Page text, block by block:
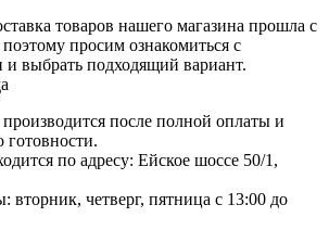
товаров нашего магазина прошла с
просим ознакомиться с
и выбрать подходящий вариант.
производится после полной оплаты и
готовности.
по адресу: Ейское шоссе 50/1,
вторник, четверг, пятница с 13:00 до